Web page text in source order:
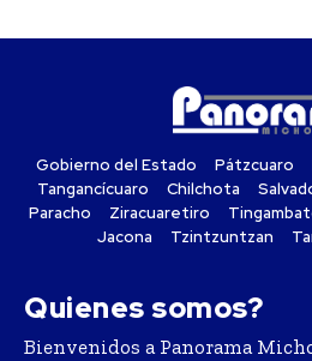
Gobierno del Estado Pátzcuaro
Tangancícuaro
Chilchota
Paracho
Ziracuaretiro
Jacona
Tzintzuntzan
Quienes somos?
Bienvenidos a Panorama